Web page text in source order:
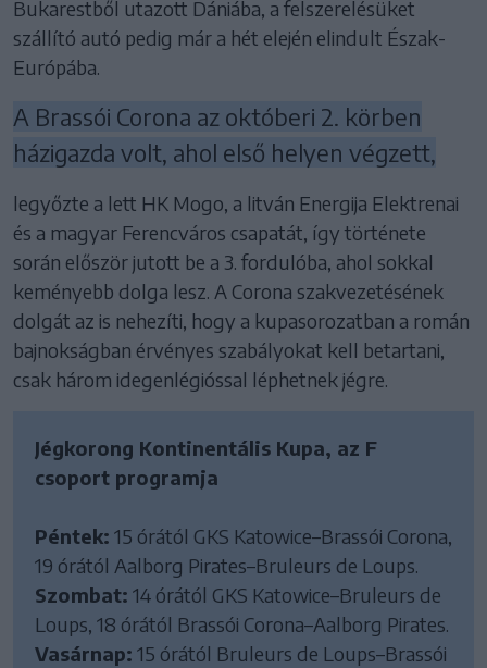
Bukarestből utazott Dániába, a felszerelésüket
szállító autó pedig már a hét elején elindult Észak-
Európába.
A Brassói Corona az októberi 2. körben
házigazda volt, ahol első helyen végzett,
legyőzte a lett HK Mogo, a litván Energija Elektrenai
és a magyar Ferencváros csapatát, így története
során először jutott be a 3. fordulóba, ahol sokkal
keményebb dolga lesz. A Corona szakvezetésének
dolgát az is nehezíti, hogy a kupasorozatban a román
bajnokságban érvényes szabályokat kell betartani,
csak három idegenlégióssal léphetnek jégre.
Jégkorong Kontinentális Kupa, az F
csoport programja
Péntek: 15 órától GKS Katowice–Brassói Corona,
19 órától Aalborg Pirates–Bruleurs de Loups.
Szombat: 14 órától GKS Katowice–Bruleurs de
Loups, 18 órától Brassói Corona–Aalborg Pirates.
Vasárnap: 15 órától Bruleurs de Loups–Brassói